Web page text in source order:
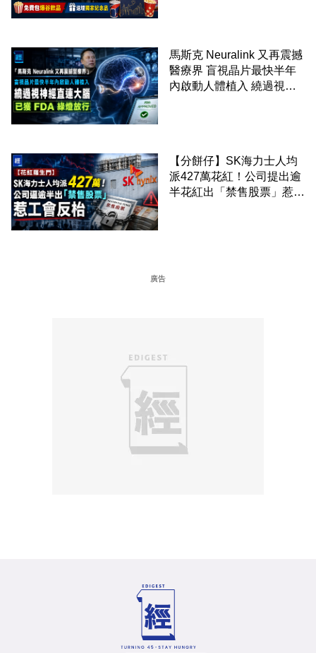
馬斯克 Neuralink 又再震撼
醫療界 盲視晶片最快半年
內啟動人體植入 繞過視神
【分餅仔】SK海力士人均
派427萬花紅！公司提出逾
半花紅出「禁售股票」惹工
廣告